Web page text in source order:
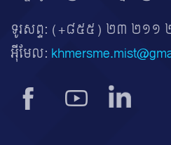
ទូរសព្ទ: (+៨៥៥) ២៣ ២១១
អ៊ីមែល: